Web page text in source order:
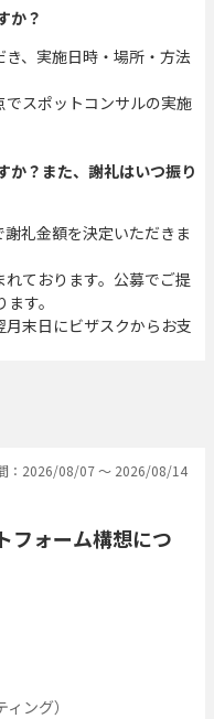
か？
、実施日時・場所・方法
スポットコンサルの実施
か？また、謝礼はいつ振り
礼金額を決定いただきま
ております。公募でご提
す。
末日にビザスクからお支
：2026/08/07 〜 2026/08/14
フォーム構想につ
ング）